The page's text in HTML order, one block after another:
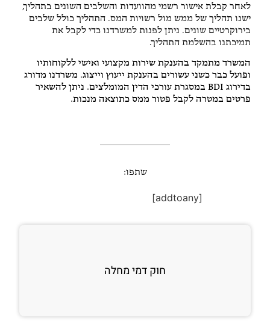
לאחר קבלת אישור רשמי מהוועדות והשלבים השונים בתהליך,
ישנו תהליך של ממש מול רשויות המס. התהליך כולל שלבים
בירוקרטיים שונים. ניתן לפנות למשרדנו כדי לקבל את
תמיכתנו בהשלמת התהליך.
המשרד מתמקד בהענקת שירות מקצועי ואישי ללקוחותיו
ופועל כבר כשני עשורים בהענקת ייעוץ וייצוג. משרדנו מדורג
בדירוג BDI במסגרת עורכי הדין המומלצים. ניתן להשאיר
פרטים במטרה לקבל פטור ממס כתוצאה מנכות.
שתפו:
[addtoany]
חוק דמי מחלה